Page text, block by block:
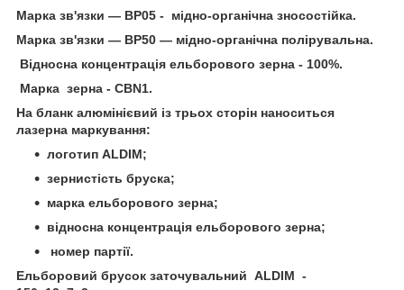
Марка зв'язки — ВР05 - мідно-органічна зносостійка.
Марка зв'язки — ВР50 — мідно-органічна полірувальна.
Відносна концентрація ельборового зерна - 100%.
Марка зерна - СBN1.
На бланк алюмінієвий із трьох сторін наноситься
лазерна маркування:
логотип ALDIM;
зернистість бруска;
марка ельборового зерна;
відносна концентрація ельборового зерна;
номер партії.
Ельборовий брусок заточувальний ALDIM -